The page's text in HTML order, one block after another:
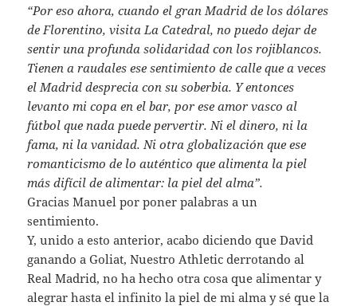
“Por eso ahora, cuando el gran Madrid de los dólares
de Florentino, visita La Catedral, no puedo dejar de
sentir una profunda solidaridad con los rojiblancos.
Tienen a raudales ese sentimiento de calle que a veces
el Madrid desprecia con su soberbia. Y entonces
levanto mi copa en el bar, por ese amor vasco al
fútbol que nada puede pervertir. Ni el dinero, ni la
fama, ni la vanidad. Ni otra globalización que ese
romanticismo de lo auténtico que alimenta la piel
más difícil de alimentar: la piel del alma”.
Gracias Manuel por poner palabras a un
sentimiento.
Y, unido a esto anterior, acabo diciendo que David
ganando a Goliat, Nuestro Athletic derrotando al
Real Madrid, no ha hecho otra cosa que alimentar y
alegrar hasta el infinito la piel de mi alma y sé que la